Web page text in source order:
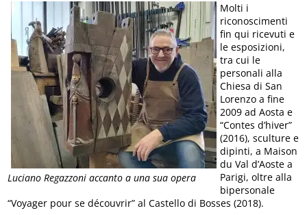
Luciano Regazzoni accanto a una sua opera
Molti i
riconoscimenti
fin qui ricevuti e
le esposizioni,
tra cui le
personali alla
Chiesa di San
Lorenzo a fine
2009 ad Aosta e
“Contes d’hiver”
(2016), sculture e
dipinti, a Maison
du Val d’Aoste a
Parigi, oltre alla
bipersonale
“Voyager pour se découvrir” al Castello di Bosses (2018).